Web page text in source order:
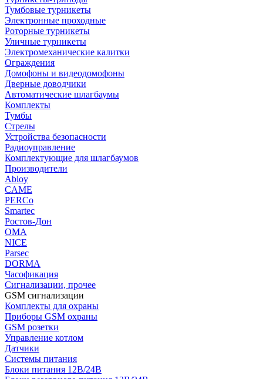
Тумбовые турникеты
Электронные проходные
Роторные турникеты
Уличные турникеты
Электромеханические калитки
Ограждения
Домофоны и видеодомофоны
Дверные доводчики
Автоматические шлагбаумы
Комплекты
Тумбы
Стрелы
Устройства безопасности
Радиоуправление
Комплектующие для шлагбаумов
Производители
Abloy
CAME
PERCo
Smartec
Ростов-Дон
ОМА
NICE
Parsec
DORMA
Часофикация
Сигнализации, прочее
GSM сигнализации
Комплекты для охраны
Приборы GSM охраны
GSM розетки
Управление котлом
Датчики
Системы питания
Блоки питания 12В/24В